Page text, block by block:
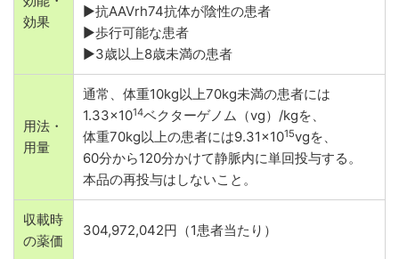
効果
▶抗AAVrh74抗体が陰性の患者
▶歩行可能な患者
▶3歳以上8歳未満の患者
用法・
用量
通常、体重10kg以上70kg未満の患者には
1.33×1014ベクターゲノム（vg）/kgを、
体重70kg以上の患者には9.31×1015vgを、
60分から120分かけて静脈内に単回投与する。
本品の再投与はしないこと。
収載時
の薬価
304,972,042円（1患者当たり）